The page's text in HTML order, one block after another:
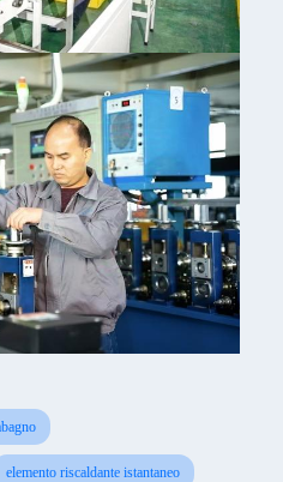
elemento riscaldante istantaneo